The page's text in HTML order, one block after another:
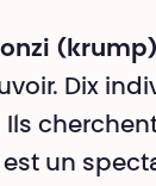
(krump)
Dix
un